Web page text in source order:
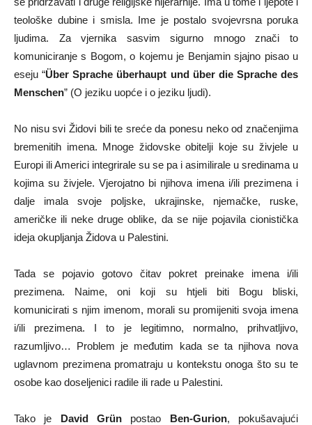
teološke dubine i smisla. Ime je postalo svojevrsna poruka
ljudima. Za vjernika sasvim sigurno mnogo znači to
komuniciranje s Bogom, o kojemu je Benjamin sjajno pisao u
eseju “Über Sprache überhaupt und über die Sprache des
Menschen” (O jeziku uopće i o jeziku ljudi).
No nisu svi Židovi bili te sreće da ponesu neko od značenjima
bremenitih imena. Mnoge židovske obitelji koje su živjele u
Europi ili Americi integrirale su se pa i asimilirale u sredinama u
kojima su živjele. Vjerojatno bi njihova imena i/ili prezimena i
dalje imala svoje poljske, ukrajinske, njemačke, ruske,
američke ili neke druge oblike, da se nije pojavila cionistička
ideja okupljanja Židova u Palestini.
Tada se pojavio gotovo čitav pokret preinake imena i/ili
prezimena. Naime, oni koji su htjeli biti Bogu bliski,
komunicirati s njim imenom, morali su promijeniti svoja imena
i/ili prezimena. I to je legitimno, normalno, prihvatljivo,
razumljivo… Problem je međutim kada se ta njihova nova
uglavnom prezimena promatraju u kontekstu onoga što su te
osobe kao doseljenici radile ili rade u Palestini.
Tako je David Grün postao Ben-Gurion, pokušavajući